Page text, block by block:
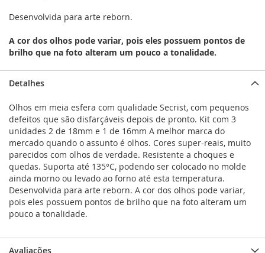
Desenvolvida para arte reborn.
A cor dos olhos pode variar, pois eles possuem pontos de
brilho que na foto alteram um pouco a tonalidade.
Detalhes
Olhos em meia esfera com qualidade Secrist, com pequenos
defeitos que são disfarçáveis depois de pronto. Kit com 3
unidades 2 de 18mm e 1 de 16mm A melhor marca do
mercado quando o assunto é olhos. Cores super-reais, muito
parecidos com olhos de verdade. Resistente a choques e
quedas. Suporta até 135°C, podendo ser colocado no molde
ainda morno ou levado ao forno até esta temperatura.
Desenvolvida para arte reborn. A cor dos olhos pode variar,
pois eles possuem pontos de brilho que na foto alteram um
pouco a tonalidade.
Avaliações